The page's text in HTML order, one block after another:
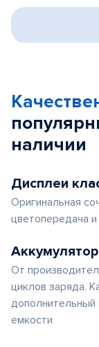
3
наличии
Дисплеи
Оригинальная
цветопередача
От
циклов заряда.
дополнительный
емкости